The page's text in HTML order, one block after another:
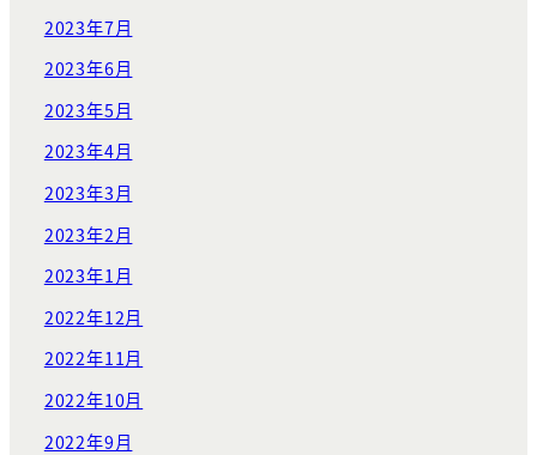
2023年7月
2023年6月
2023年5月
2023年4月
2023年3月
2023年2月
2023年1月
2022年12月
2022年11月
2022年10月
2022年9月